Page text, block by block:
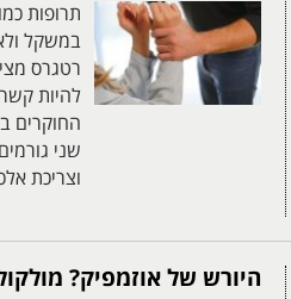
תרופות
במשקל
להיות
החוקרים
שני
וצריכת
היורש של אוזמפיק?